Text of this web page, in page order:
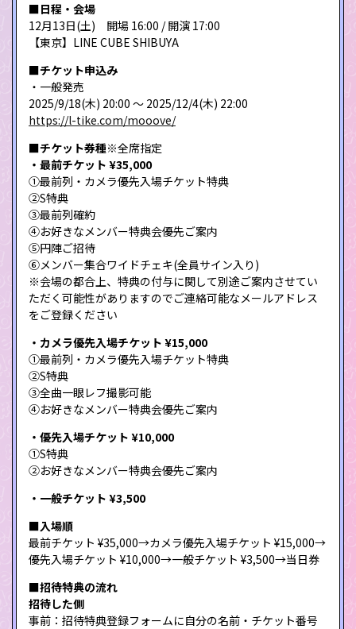
■日程・会場
12月13日(土) 開場 16:00 / 開演 17:00
【東京】LINE CUBE SHIBUYA
■チケット申込み
・一般発売
2025/9/18(木) 20:00 〜 2025/12/4(木) 22:00
https://l-tike.com/mooove/
■チケット券種※全席指定
・最前チケット ¥35,000
①最前列・カメラ優先入場チケット特典
②S特典
③最前列確約
④お好きなメンバー特典会優先ご案内
⑤円陣ご招待
⑥メンバー集合ワイドチェキ(全員サイン入り)
※会場の都合上、特典の付与に関して別途ご案内させてい
ただく可能性がありますのでご連絡可能なメールアドレス
をご登録ください
・カメラ優先入場チケット ¥15,000
①最前列・カメラ優先入場チケット特典
②S特典
③全曲一眼レフ撮影可能
④お好きなメンバー特典会優先ご案内
・優先入場チケット ¥10,000
①S特典
②お好きなメンバー特典会優先ご案内
・一般チケット ¥3,500
■入場順
最前チケット ¥35,000→カメラ優先入場チケット ¥15,000→
優先入場チケット ¥10,000→一般チケット ¥3,500→当日券
■招待特典の流れ
招待した側
事前：招待特典登録フォームに自分の名前・チケット番号